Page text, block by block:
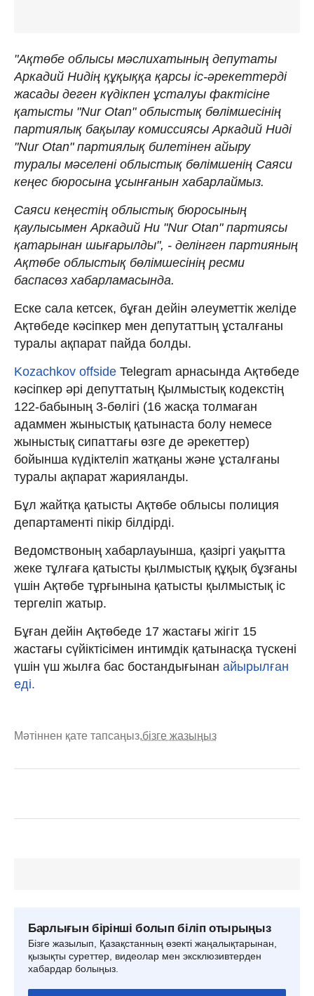
"Ақтөбе облысы мәслихатының депутаты
Аркадий Нидің құқыққа қарсы іс-әрекеттерді
жасады деген күдікпен ұсталуы фактісіне
қатысты "Nur Otan" облыстық бөлімшесінің
партиялық бақылау комиссиясы Аркадий Ниді
"Nur Otan" партиялық билетінен айыру
туралы мәселені облыстық бөлімшенің Саяси
кеңес бюросына ұсынғанын хабарлаймыз.
Саяси кеңестің облыстық бюросының
қаулысымен Аркадий Ни "Nur Otan" партиясы
қатарынан шығарылды", - делінген партияның
Ақтөбе облыстық бөлімшесінің ресми
баспасөз хабарламасында.
Еске сала кетсек, бұған дейін әлеуметтік желіде
Ақтөбеде кәсіпкер мен депутаттың ұсталғаны
туралы ақпарат пайда болды.
Kozachkov offside Telegram арнасында Ақтөбеде
кәсіпкер әрі депуттатың Қылмыстық кодекстің
122-бабының 3-бөлігі (16 жасқа толмаған
адаммен жыныстық қатынаста болу немесе
жыныстық сипаттағы өзге де әрекеттер)
бойынша күдіктеліп жатқаны және ұсталғаны
туралы ақпарат жарияланды.
Бұл жайтқа қатысты Ақтөбе облысы полиция
департаменті пікір білдірді.
Ведомствоның хабарлауынша, қазіргі уақытта
жеке тұлғаға қатысты қылмыстық құқық бұзғаны
үшін Ақтөбе тұрғынына қатысты қылмыстық іс
тергеліп жатыр.
Бұған дейін Ақтөбеде 17 жастағы жігіт 15
жастағы сүйіктісімен интимдік қатынасқа түскені
үшін үш жылға бас бостандығынан айырылған
еді.
Мәтіннен қате тапсаңыз,бізге жазыңыз
Барлығын бірінші болып біліп отырыңыз
Бізге жазылып, Қазақстанның өзекті жаңалықтарынан,
қызықты суреттер, видеолар мен эксклюзивтерден
хабардар болыңыз.